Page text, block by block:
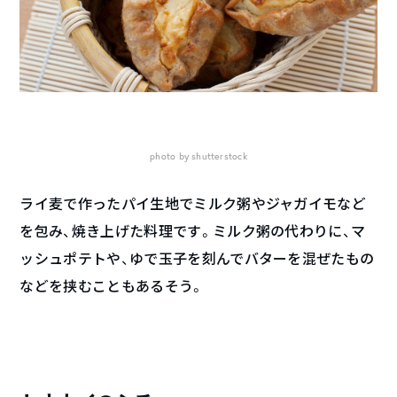
photo by shutterstock
ライ麦で作ったパイ生地でミルク粥やジャガイモなど
を包み、焼き上げた料理です。ミルク粥の代わりに、マ
ッシュポテトや、ゆで玉子を刻んでバターを混ぜたもの
などを挟むこともあるそう。